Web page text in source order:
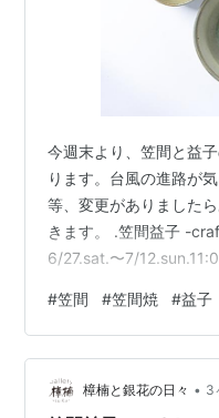
今週末より、笠間と益
ります。台風の進路が
等、変更がありました
きます。 .笠間益子 -
6/27.sat.〜7/
在廊
utsuwa_plusplus戸田
@moon_natsuki31
7/12.sun.16:00 coordi…
#笠間 #笠間焼 #益子
樟楠と銀花の日々 • 3